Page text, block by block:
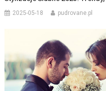
2025-05-18 pudrovane.pl